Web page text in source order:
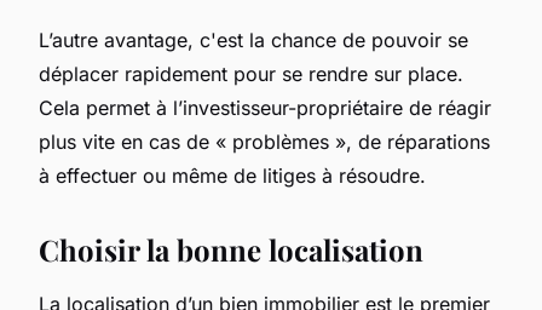
L’autre avantage, c'est la chance de pouvoir se
déplacer rapidement pour se rendre sur place.
Cela permet à l’investisseur-propriétaire de réagir
plus vite en cas de « problèmes », de réparations
à effectuer ou même de litiges à résoudre.
Choisir la bonne localisation
La localisation d’un bien immobilier est le premier